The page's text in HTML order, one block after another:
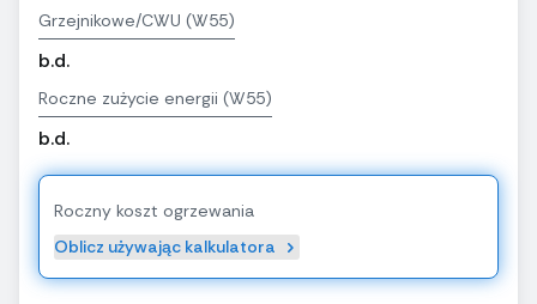
Grzejnikowe/CWU (W55)
b.d.
Roczne zużycie energii (W55)
b.d.
Roczny koszt ogrzewania
Oblicz używając kalkulatora